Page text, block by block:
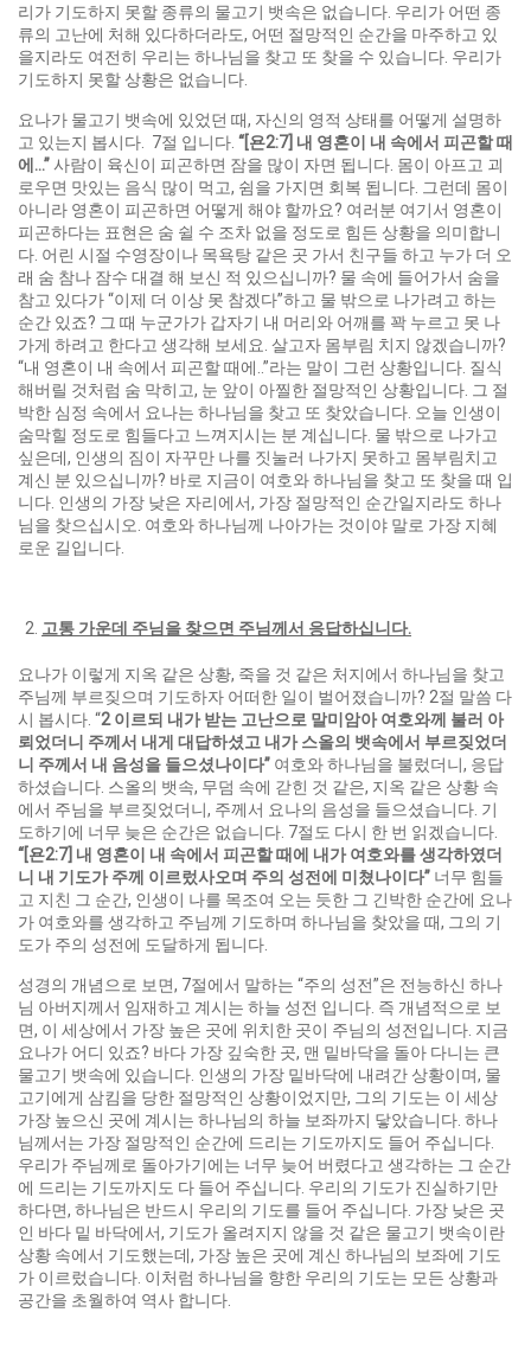
리가 기도하지 못할 종류의 물고기 뱃속은 없습니다. 우리가 어떤 종
류의 고난에 처해 있다하더라도, 어떤 절망적인 순간을 마주하고 있
을지라도 여전히 우리는 하나님을 찾고 또 찾을 수 있습니다. 우리가
기도하지 못할 상황은 없습니다.
요나가 물고기 뱃속에 있었던 때, 자신의 영적 상태를 어떻게 설명하
고 있는지 봅시다. 7절 입니다. “[ 욘2:7] 내 영혼이 내 속에서 피곤할 때
에 …”사람이 육신이 피곤하면 잠을 많이 자면 됩니다. 몸이 아프고 괴
로우면 맛있는 음식 많이 먹고, 쉼을 가지면 회복 됩니다. 그런데 몸이
아니라 영혼이 피곤하면 어떻게 해야 할까요? 여러분 여기서 영혼이
피곤하다는 표현은 숨 쉴 수 조차 없을 정도로 힘든 상황을 의미합니
다. 어린 시절 수영장이나 목욕탕 같은 곳 가서 친구들 하고 누가 더 오
래 숨 참나 잠수 대결 해 보신 적 있으십니까? 물 속에 들어가서 숨을
참고 있다가 “이제 더 이상 못 참겠다”하고 물 밖으로 나가려고 하는
순간 있죠? 그 때 누군가가 갑자기 내 머리와 어깨를 꽉 누르고 못 나
가게 하려고 한다고 생각해 보세요. 살고자 몸부림 치지 않겠습니까?
“내 영혼이 내 속에서 피곤할 때에..”라는 말이 그런 상황입니다. 질식
해버릴 것처럼 숨 막히고, 눈 앞이 아찔한 절망적인 상황입니다. 그 절
박한 심정 속에서 요나는 하나님을 찾고 또 찾았습니다. 오늘 인생이
숨막힐 정도로 힘들다고 느껴지시는 분 계십니다. 물 밖으로 나가고
싶은데, 인생의 짐이 자꾸만 나를 짓눌러 나가지 못하고 몸부림치고
계신 분 있으십니까? 바로 지금이 여호와 하나님을 찾고 또 찾을 때 입
니다. 인생의 가장 낮은 자리에서, 가장 절망적인 순간일지라도 하나
님을 찾으십시오. 여호와 하나님께 나아가는 것이야 말로 가장 지혜
로운 길입니다.
고통 가운데 주님을 찾으면 주님께서 응답하십니다.
요나가 이렇게 지옥 같은 상황, 죽을 것 같은 처지에서 하나님을 찾고
주님께 부르짖으며 기도하자 어떠한 일이 벌어졌습니까? 2절 말씀 다
시 봅시다. “2이르되 내가 받는 고난으로 말미암아 여호와께 불러 아
뢰었더니 주께서 내게 대답하셨고 내가 스올의 뱃속에서 부르짖었더
니 주께서 내 음성을 들으셨나이다” 여호와 하나님을 불렀더니, 응답
하셨습니다. 스올의 뱃속, 무덤 속에 갇힌 것 같은, 지옥 같은 상황 속
에서 주님을 부르짖었더니, 주께서 요나의 음성을 들으셨습니다. 기
도하기에 너무 늦은 순간은 없습니다. 7절도 다시 한 번 읽겠습니다.
“[ 욘2:7] 내 영혼이 내 속에서 피곤할 때에 내가 여호와를 생각하였더
니 내 기도가 주께 이르렀사오며 주의 성전에 미쳤나이다” 너무 힘들
고 지친 그 순간, 인생이 나를 목조여 오는 듯한 그 긴박한 순간에 요나
가 여호와를 생각하고 주님께 기도하며 하나님을 찾았을 때, 그의 기
도가 주의 성전에 도달하게 됩니다.
성경의 개념으로 보면, 7절에서 말하는 “주의 성전”은 전능하신 하나
님 아버지께서 임재하고 계시는 하늘 성전 입니다. 즉 개념적으로 보
면, 이 세상에서 가장 높은 곳에 위치한 곳이 주님의 성전입니다. 지금
요나가 어디 있죠? 바다 가장 깊숙한 곳, 맨 밑바닥을 돌아 다니는 큰
물고기 뱃속에 있습니다. 인생의 가장 밑바닥에 내려간 상황이며, 물
고기에게 삼킴을 당한 절망적인 상황이었지만, 그의 기도는 이 세상
가장 높으신 곳에 계시는 하나님의 하늘 보좌까지 닿았습니다. 하나
님께서는 가장 절망적인 순간에 드리는 기도까지도 들어 주십니다.
우리가 주님께로 돌아가기에는 너무 늦어 버렸다고 생각하는 그 순간
에 드리는 기도까지도 다 들어 주십니다. 우리의 기도가 진실하기만
하다면, 하나님은 반드시 우리의 기도를 들어 주십니다. 가장 낮은 곳
인 바다 밑 바닥에서, 기도가 올려지지 않을 것 같은 물고기 뱃속이란
상황 속에서 기도했는데, 가장 높은 곳에 계신 하나님의 보좌에 기도
가 이르렀습니다. 이처럼 하나님을 향한 우리의 기도는 모든 상황과
공간을 초월하여 역사 합니다.